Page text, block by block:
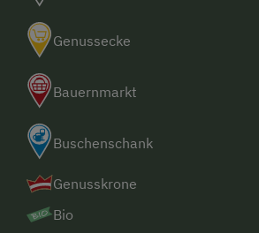
Genussecke
Bauernmarkt
Buschenschank
Genusskrone
Bio